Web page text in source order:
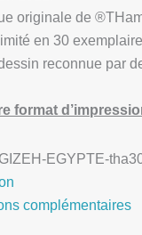
originale de
en 30
reconnue par
format
EGYPTE-
complémentaires